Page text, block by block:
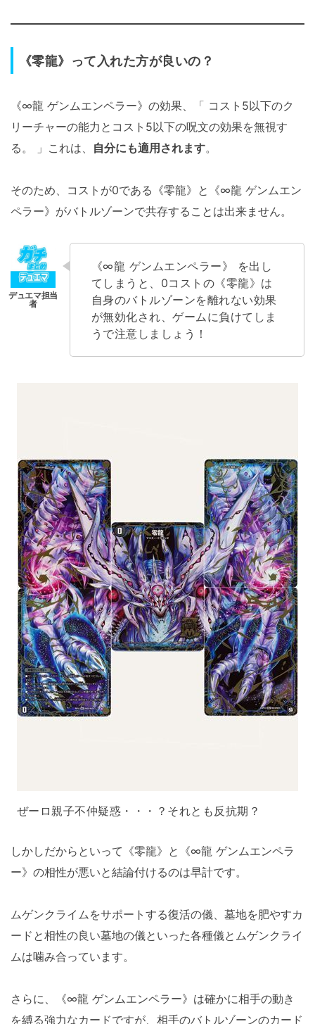
《零龍》って入れた方が良いの？
《∞龍 ゲンムエンペラー》の効果、「 コスト5以下のク
リーチャーの能力とコスト5以下の呪文の効果を無視す
る。 」これは、 自分にも適用されます。
そのため、コストが0である《零龍》と《∞龍 ゲンムエン
ペラー》がバトルゾーンで共存することは出来ません。
《∞龍 ゲンムエンペラー》 を出し
てしまうと、0コストの《零龍》は
自身のバトルゾーンを離れない効果
が無効化され、ゲームに負けてしま
うで注意しましょう！
ぜーロ親子不仲疑惑・・・？それとも反抗期？
しかしだからといって《零龍》と《∞龍 ゲンムエンペラ
ー》の相性が悪いと結論付けるのは早計です。
ムゲンクライムをサポートする復活の儀、墓地を肥やすカ
ードと相性の良い墓地の儀といった各種儀とムゲンクライ
ムは噛み合っています。
さらに、《∞龍 ゲンムエンペラー》は確かに相手の動き
を縛る強力なカードですが、相手のバトルゾーンのカード